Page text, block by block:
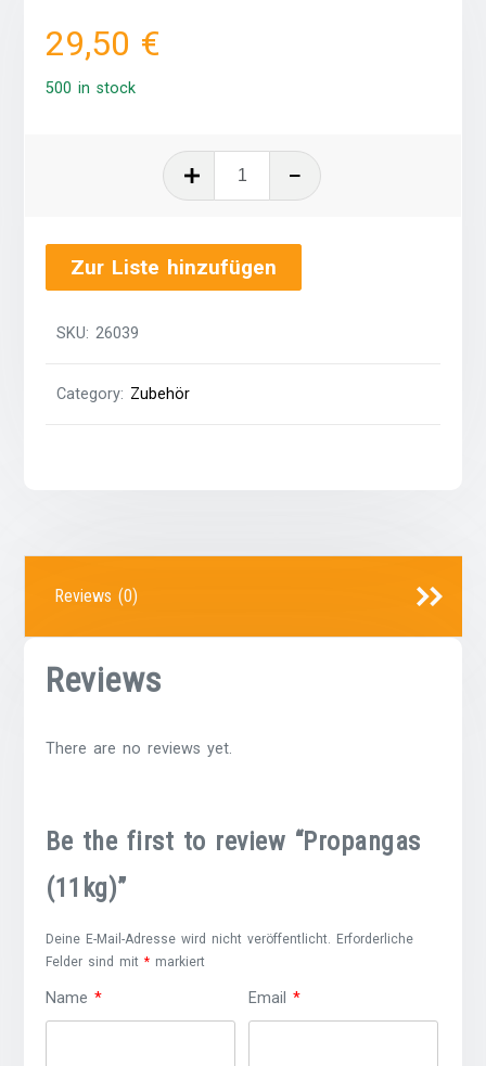
29,50 €
500 in stock
Propangas
Zur Liste hinzufügen
SKU:26039
Category: Zubehör
Reviews (0)
Reviews
There are no reviews yet.
Be the first to review “Propangas
(11kg)”
Deine E-Mail-Adresse wird nicht veröffentlicht.
Erforderliche
Felder sind mit* markiert
Name* Email*